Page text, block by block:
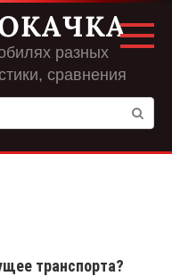
разных
сравнения
транспорта?